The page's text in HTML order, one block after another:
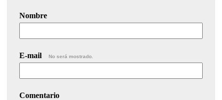
Nombre
E-mail No será mostrado.
Comentario